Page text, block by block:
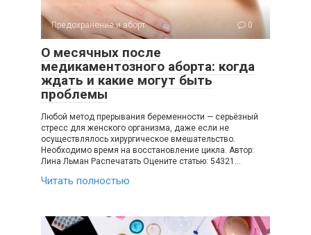
Предохранение и аборт 0
О месячных после
медикаментозного аборта: когда
ждать и какие могут быть
проблемы
Любой метод прерывания беременности — серьёзный
стресс для женского организма, даже если не
осуществлялось хирургическое вмешательство.
Необходимо время на восстановление цикла. Автор:
Лина Льман Распечатать Оцените статью: 54321…
Читать полностью